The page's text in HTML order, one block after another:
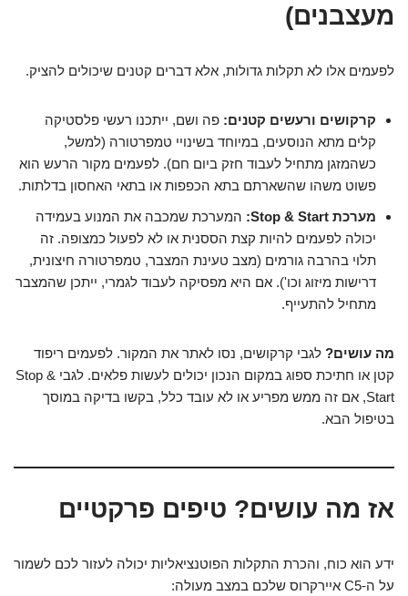
מעצבנים)
לפעמים אלו לא תקלות גדולות, אלא דברים קטנים שיכולים להציק.
קרקושים ורעשים קטנים: פה ושם, ייתכנו רעשי פלסטיקה
קלים מתא הנוסעים, במיוחד בשינויי טמפרטורה (למשל,
כשהמזגן מתחיל לעבוד חזק ביום חם). לפעמים מקור הרעש הוא
פשוט משהו שהשארתם בתא הכפפות או בתאי האחסון בדלתות.
מערכת Stop & Start:
המערכת שמכבה את המנוע בעמידה
יכולה לפעמים להיות קצת הססנית או לא לפעול כמצופה. זה
תלוי בהרבה גורמים (מצב טעינת המצבר, טמפרטורה חיצונית,
דרישות מיזוג וכו'). אם היא מפסיקה לעבוד לגמרי, ייתכן שהמצבר
מתחיל להתעייף.
מה עושים? לגבי קרקושים, נסו לאתר את המקור. לפעמים ריפוד
קטן או חתיכת ספוג במקום הנכון יכולים לעשות פלאים. לגבי Stop &
Start, אם זה ממש מפריע או לא עובד כלל, בקשו בדיקה במוסך
בטיפול הבא.
אז מה עושים? טיפים פרקטיים
ידע הוא כוח, והכרת התקלות הפוטנציאליות יכולה לעזור לכם לשמור
על ה-C5 איירקרוס שלכם במצב מעולה: